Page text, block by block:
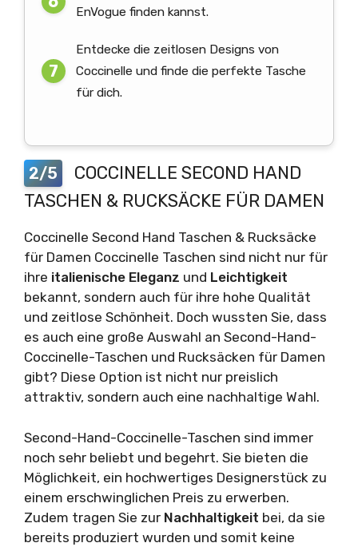
EnVogue finden kannst.
Entdecke die zeitlosen Designs von
Coccinelle und finde die perfekte Tasche
für dich.
2/5
COCCINELLE SECOND HAND
TASCHEN & RUCKSÄCKE FÜR DAMEN
Coccinelle Second Hand Taschen & Rucksäcke
für Damen Coccinelle Taschen sind nicht nur für
ihre italienische Eleganz und Leichtigkeit
bekannt, sondern auch für ihre hohe Qualität
und zeitlose Schönheit. Doch wussten Sie, dass
es auch eine große Auswahl an Second-Hand-
Coccinelle-Taschen und Rucksäcken für Damen
gibt? Diese Option ist nicht nur preislich
attraktiv, sondern auch eine nachhaltige Wahl.
Second-Hand-Coccinelle-Taschen sind immer
noch sehr beliebt und begehrt. Sie bieten die
Möglichkeit, ein hochwertiges Designerstück zu
einem erschwinglichen Preis zu erwerben.
Zudem tragen Sie zur Nachhaltigkeit bei, da sie
bereits produziert wurden und somit keine